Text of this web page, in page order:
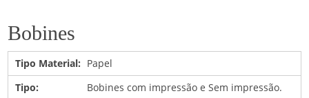
Bobines
Tipo Material: Papel
Tipo:
Bobines com impressão e Sem impressão.